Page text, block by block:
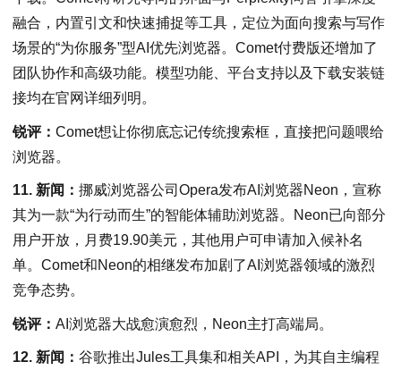
融合，内置引文和快速捕捉等工具，定位为面向搜索与写作
场景的“为你服务”型AI优先浏览器。Comet付费版还增加了
团队协作和高级功能。模型功能、平台支持以及下载安装链
接均在官网详细列明。
锐评： Comet想让你彻底忘记传统搜索框，直接把问题喂给
浏览器。
11. 新闻： 挪威浏览器公司Opera发布AI浏览器Neon，宣称
其为一款“为行动而生”的智能体辅助浏览器。Neon已向部分
用户开放，月费19.90美元，其他用户可申请加入候补名
单。Comet和Neon的相继发布加剧了AI浏览器领域的激烈
竞争态势。
锐评： AI浏览器大战愈演愈烈，Neon主打高端局。
12. 新闻： 谷歌推出Jules工具集和相关API，为其自主编程